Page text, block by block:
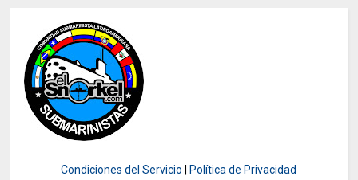
Condiciones del Servicio Política de Privacidad